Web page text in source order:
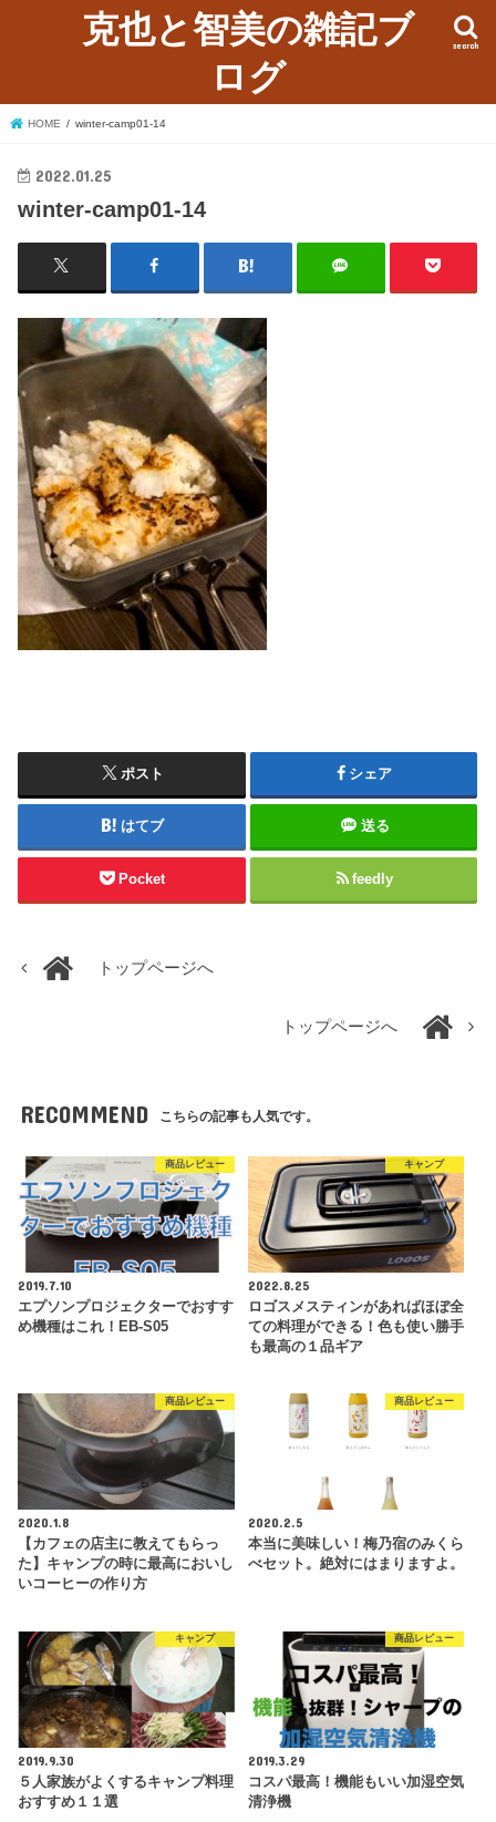
克也と智美の雑記ブ
ログ
search
HOME winter-camp01-14
2022.01.25
winter-camp01-14
ポスト シェア
はてブ 送る
Pocket feedly
トップページへ
トップページへ
RECOMMEND こちらの記事も人気です。
商品レビュー
2019.7.10
エプソンプロジェクターでおすす
め機種はこれ！EB-S05
キャンプ
2022.8.25
ロゴスメスティンがあればほぼ全
ての料理ができる！色も使い勝手
も最高の１品ギア
商品レビュー
2020.1.8
【カフェの店主に教えてもらっ
た】キャンプの時に最高においし
いコーヒーの作り方
商品レビュー
2020.2.5
本当に美味しい！梅乃宿のみくら
べセット。絶対にはまりますよ。
キャンプ
2019.9.30
５人家族がよくするキャンプ料理
おすすめ１１選
商品レビュー
2019.3.29
コスパ最高！機能もいい加湿空気
清浄機